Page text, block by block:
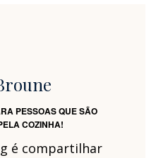
PESSOAS QUE SÃO
COZINHA!
é compartilhar